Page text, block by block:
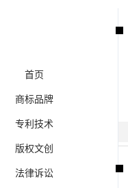
首页
商标品牌
专利技术
版权文创
法律诉讼